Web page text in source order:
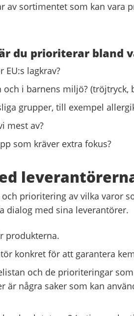
av sortimentet som kan vara
du prioriterar bland
lagkrav?
och i barnens miljö? (tröjtryck,
grupper, till exempel
mest av?
som kräver extra fokus?
prioritering av vilka varor
dialog med sina leverantörer.
produkterna.
konkret för att garantera
och de prioriteringar
är några saker som kan